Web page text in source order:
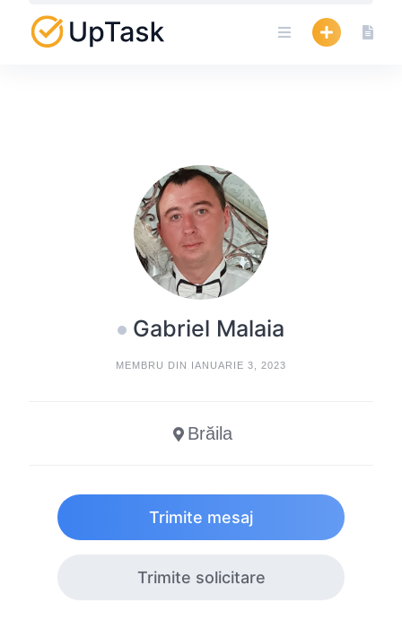
content
Gabriel Malaia
MEMBRU DIN IANUARIE 3, 2023
Brăila
Trimite mesaj
Trimite solicitare